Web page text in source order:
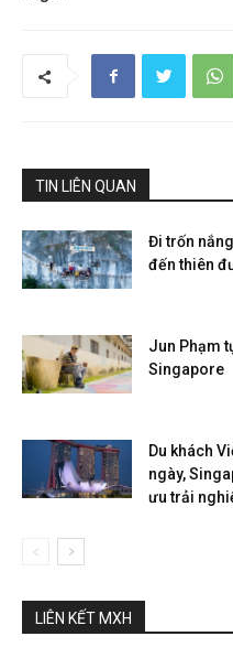
TIN LIÊN QUAN
Đi trốn
đến thiên
Jun Phạm
Singapore
Du khách
ngày,
ưu trải
LIÊN KẾT MXH